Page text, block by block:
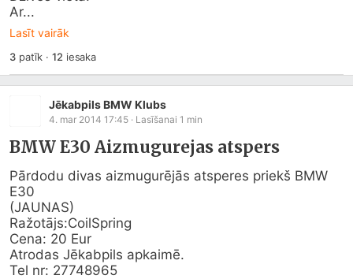
Ar...
Lasīt vairāk
3patīk ·12 iesaka
Jēkabpils BMW Klubs
4. mar 2014 17:45 · Lasīšanai 1 min
BMW E30 Aizmugurejas atspers
Pārdodu divas aizmugurējās atsperes priekš BMW
E30
(JAUNAS)
Ražotājs:CoilSpring
Cena: 20 Eur
Atrodas Jēkabpils apkaimē.
Tel nr: 27748965